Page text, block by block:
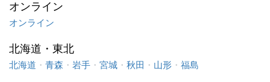
オンライン
オンライン
北海道・東北
北海道 ・ 青森 ・ 岩手 ・ 宮城 ・ 秋田 ・ 山形 ・ 福島